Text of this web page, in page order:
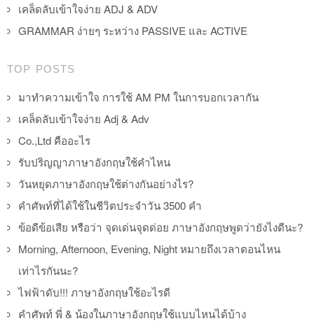
เคล็ดลับเข้าใจง่าย ADJ & ADV
GRAMMAR ง่ายๆ ระหว่าง PASSIVE และ ACTIVE
TOP POSTS
มาทำความเข้าใจ การใช้ AM PM ในการบอกเวลากัน
เคล็ดลับเข้าใจง่าย Adj & Adv
Co.,Ltd คืออะไร
รับปริญญาภาษาอังกฤษใช้คำไหน
วันหยุดภาษาอังกฤษใช้ต่างกันอย่างไร?
คำศัพท์ที่ได้ใช้ในชีวิตประจำวัน 3500 คำ
ข้อดีข้อเสีย หรือว่า จุดเด่นจุดด่อย ภาษาอังกฤษพูดว่ายังไงดีนะ?
Morning, Afternoon, Evening, Night หมายถึงเวลาตอนไหน
เท่าไรกันนะ?
ไฟฟ้าดับ!!! ภาษาอังกฤษใช้อะไรดี
คำศัพท์ พี่ & น้องในภาษาอังกฤษใช้แบบไหนได้บ้าง